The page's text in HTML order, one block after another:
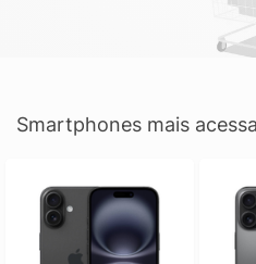
Smartphones mais